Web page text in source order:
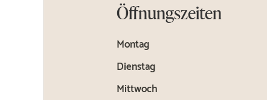
Öffnungszeiten
Montag
Dienstag
Mittwoch